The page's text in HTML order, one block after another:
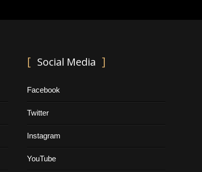
Social Media
Facebook
Twitter
Instagram
YouTube